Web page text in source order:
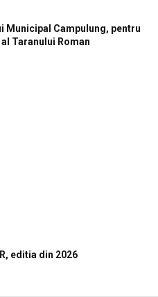
Municipal Campulung, pentru
Taranului Roman
editia din 2026